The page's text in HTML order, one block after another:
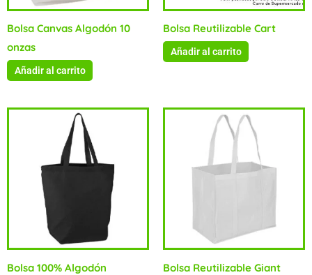
Bolsa Canvas Algodón 10
onzas
Añadir al carrito
Bolsa Reutilizable Cart
Añadir al carrito
Bolsa 100% Algodón Bolsa Reutilizable Giant